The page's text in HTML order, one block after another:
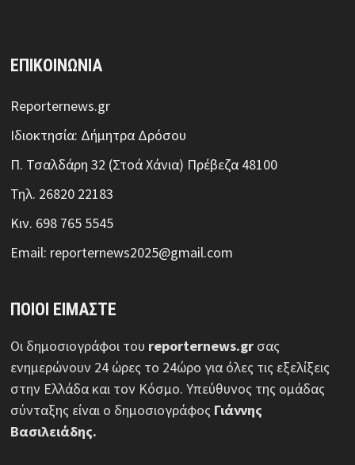
ΕΠΙΚΟΙΝΩΝΙΑ
Reporternews.gr
Ιδιοκτησία: Δήμητρα Δρόσου
Π. Τσαλδάρη 32 (Στοά Χάνια) Πρέβεζα 48100
Τηλ. 26820 22183
Κιν. 698 765 5545
Email: reporternews2025@gmail.com
ΠΟΙΟΙ ΕΙΜΑΣΤΕ
Οι δημοσιογράφοι του reporternews.gr σας
ενημερώνουν 24 ώρες το 24ώρο για όλες τις εξελίξεις
στην Ελλάδα και τον Κόσμο. Υπεύθυνος της ομάδας
σύνταξης είναι ο δημοσιογράφος Γιάννης
Βασιλειάδης.